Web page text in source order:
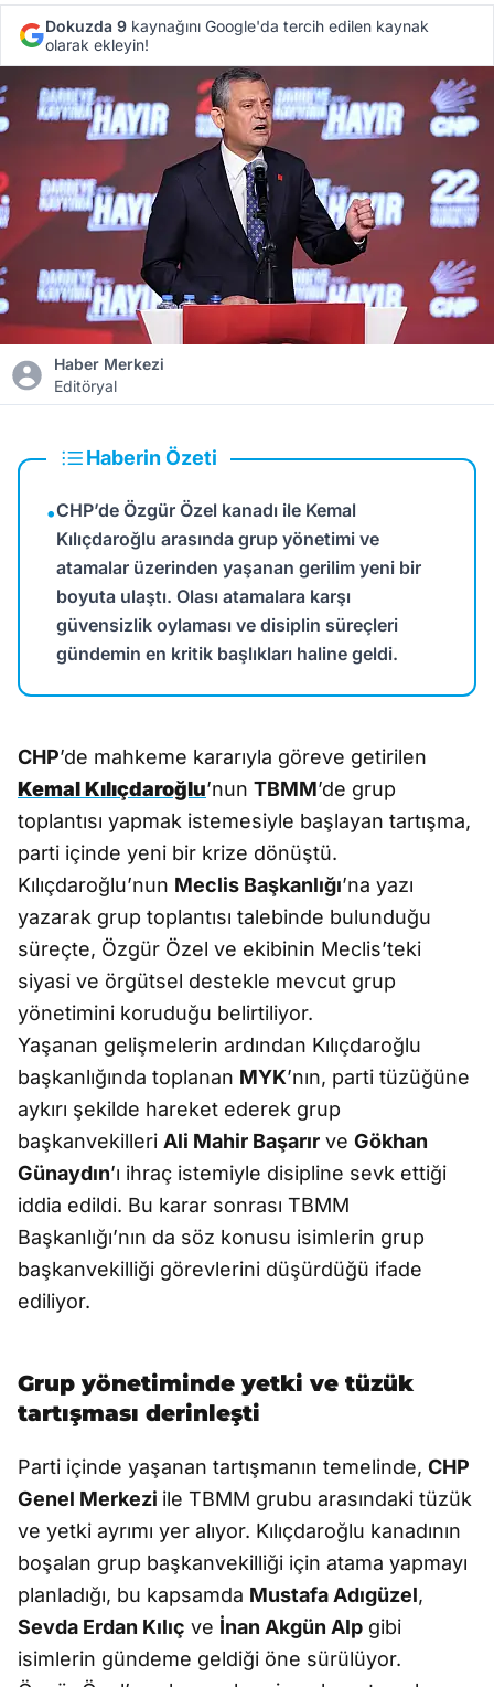
Dokuzda 9 kaynağını Google'da tercih edilen kaynak
olarak ekleyin!
Haber Merkezi
Editöryal
Haberin Özeti
•CHP’de Özgür Özel kanadı ile Kemal
Kılıçdaroğlu arasında grup yönetimi ve
atamalar üzerinden yaşanan gerilim yeni bir
boyuta ulaştı. Olası atamalara karşı
güvensizlik oylaması ve disiplin süreçleri
gündemin en kritik başlıkları haline geldi.
CHP’de mahkeme kararıyla göreve getirilen
Kemal Kılıçdaroğlu’nun TBMM’de grup
toplantısı yapmak istemesiyle başlayan tartışma,
parti içinde yeni bir krize dönüştü.
Kılıçdaroğlu’nun Meclis Başkanlığı’na yazı
yazarak grup toplantısı talebinde bulunduğu
süreçte, Özgür Özel ve ekibinin Meclis’teki
siyasi ve örgütsel destekle mevcut grup
yönetimini koruduğu belirtiliyor.
Yaşanan gelişmelerin ardından Kılıçdaroğlu
başkanlığında toplanan MYK’nın, parti tüzüğüne
aykırı şekilde hareket ederek grup
başkanvekilleri Ali Mahir Başarır ve Gökhan
Günaydın’ı ihraç istemiyle disipline sevk ettiği
iddia edildi. Bu karar sonrası TBMM
Başkanlığı’nın da söz konusu isimlerin grup
başkanvekilliği görevlerini düşürdüğü ifade
ediliyor.
Grup yönetiminde yetki ve tüzük
tartışması derinleşti
Parti içinde yaşanan tartışmanın temelinde, CHP
Genel Merkezi ile TBMM grubu arasındaki tüzük
ve yetki ayrımı yer alıyor. Kılıçdaroğlu kanadının
boşalan grup başkanvekilliği için atama yapmayı
planladığı, bu kapsamda Mustafa Adıgüzel,
Sevda Erdan Kılıç ve İnan Akgün Alp gibi
isimlerin gündeme geldiği öne sürülüyor.